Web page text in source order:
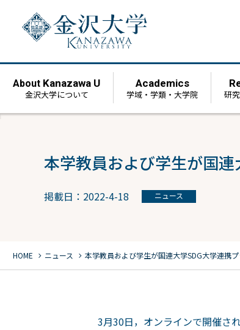
About Kanazawa U
金沢大学について
Academics
学域・学類・大学院 研
本学教員および学生が国
掲載日：2022-4-18 ニュース
HOME chevron_right ニュース chevron_right 本学教員および学生が国連大学SDG大学連携
3月30日，オンラインで開催さ